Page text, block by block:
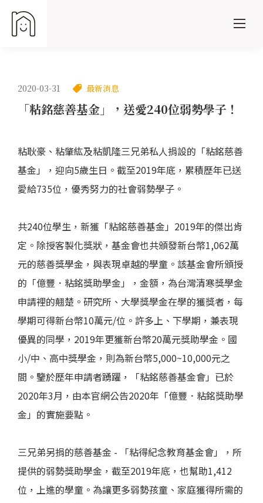
2020-03-31 最新消息
「粘銘慈善基金」，送愛240位弱勢學子！
粘耿豪、粘肇紘及粘凱隆三兄弟私人捐設的「粘銘慈善
基金」，迎向5歲生日。截至2019年底，累積歷年已送
愛給735位，優秀努力的社會弱勢學子。
共240位學生，新獲「粘銘慈善基金」2019年的傑出肯
定。除授客製化獎狀，基金會也共頒發新台幣1,062萬
元的慈善獎學金，與表現卓越的學童。該基金會所頒授
的「億豐．粘銘獎助學金」，金額，為台灣清寒獎學金
申請裡的翹楚。研究所、大學獎學金在學的獲獎者，每
學期可得新台幣10萬元/位。許多上、下學期，兼表現
優異的同學，2019年更獲新台幣20萬元獎助學金。國
小/中、高中獎學金，則為新台幣5,000~10,000元之
間。鑒於歷年申請者踴躍，「粘銘慈善基金會」已於
2020年3月，由本官網公告2020年「億豐．粘銘獎助學
金」的實施要點。
三兄弟另捐的慈善基金 - 「粘得紀念教育基金會」，所
提供的弱勢獎助學金，截至2019年底，也幫助1,412
位，上進的學童。為讓更多弱勢孩童、家庭獲得所需的